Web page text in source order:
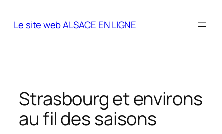
Le site web ALSACE EN LIGNE
Strasbourg et environs
au fil des saisons